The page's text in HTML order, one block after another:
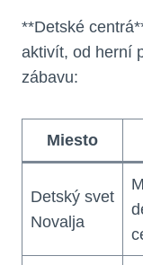
**Detské
aktivít, od herní
zábavu:
Miesto
Detský svet
Novalja